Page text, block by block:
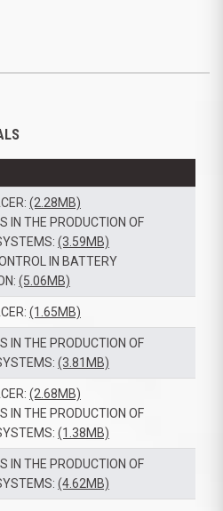
(2.28MB)
IN THE PRODUCTION OF
(3.59MB)
IN BATTERY
(5.06MB)
(1.65MB)
IN THE PRODUCTION OF
(3.81MB)
(2.68MB)
IN THE PRODUCTION OF
(1.38MB)
IN THE PRODUCTION OF
(4.62MB)